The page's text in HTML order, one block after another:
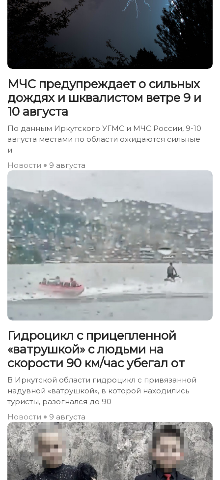
МЧС предупреждает о сильных
дождях и шквалистом ветре 9 и
10 августа
По данным Иркутского УГМС и МЧС России, 9-10
августа местами по области ожидаются сильные
и
Новости
9 августа
Гидроцикл с прицепленной
«ватрушкой» с людьми на
скорости 90 км/час убегал от
В Иркутской области гидроцикл с привязанной
надувной «ватрушкой», в которой находились
туристы, разогнался до 90
Новости
9 августа